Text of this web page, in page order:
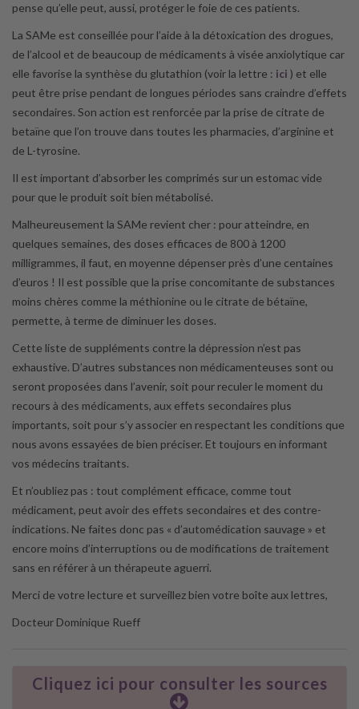
pense qu’elle peut, aussi, protéger le foie de ces patients.
La SAMe est conseillée pour l’aide à la détoxication des drogues,
de l’alcool et de beaucoup de médicaments à visée anxiolytique car
elle favorise la synthèse du glutathion (voir la lettre : ici ) et elle
peut être prise pendant de longues périodes sans craindre d’effets
secondaires. Son action est renforcée par la prise de citrate de
betaïne que l’on trouve dans toutes les pharmacies, d’arginine et
de L-tyrosine.
Il est important d’absorber les comprimés sur un estomac vide
pour que le produit soit bien métabolisé.
Malheureusement la SAMe revient cher : pour atteindre, en
quelques semaines, des doses efficaces de 800 à 1200
milligrammes, il faut, en moyenne dépenser près d’une centaines
d’euros ! Il est possible que la prise concomitante de substances
moins chères comme la méthionine ou le citrate de bétaïne,
permette, à terme de diminuer les doses.
Cette liste de suppléments contre la dépression n’est pas
exhaustive. D’autres substances non médicamenteuses sont ou
seront proposées dans l’avenir, soit pour reculer le moment du
recours à des médicaments, aux effets secondaires plus
importants, soit pour s’y associer en respectant les conditions que
nous avons essayées de bien préciser. Et toujours en informant
vos médecins traitants.
Et n’oubliez pas : tout complément efficace, comme tout
médicament, peut avoir des effets secondaires et des contre-
indications. Ne faites donc pas « d’automédication sauvage » et
encore moins d’interruptions ou de modifications de traitement
sans en référer à un thérapeute aguerri.
Merci de votre lecture et surveillez bien votre boîte aux lettres,
Docteur Dominique Rueff
Cliquez ici pour consulter les sources